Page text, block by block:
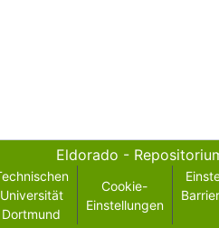
Eldorado -
Universität
Dortmund
Cookie-
Einstellungen